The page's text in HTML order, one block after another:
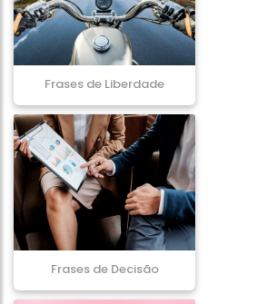
Frases de Liberdade
Frases de Decisão